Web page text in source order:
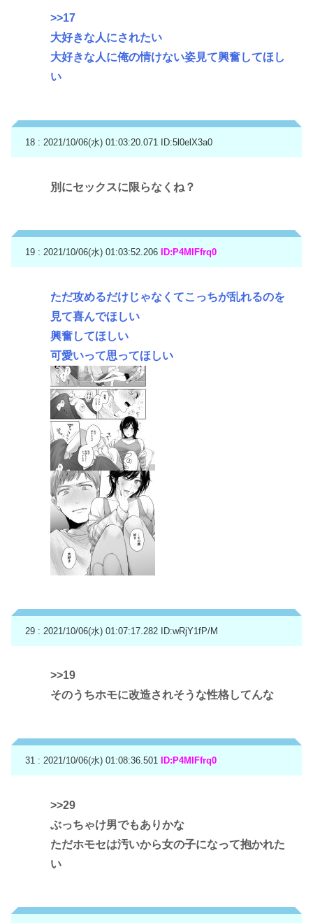
>>17
大好きな人にされたい
大好きな人に俺の情けない姿見て興奮してほし
い
18 : 2021/10/06(水) 01:03:20.071 ID:5l0elX3a0
別にセックスに限らなくね？
19 : 2021/10/06(水) 01:03:52.206 ID:P4MIFfrq0
ただ攻めるだけじゃなくてこっちが乱れるのを
見て喜んでほしい
興奮してほしい
可愛いって思ってほしい
29 : 2021/10/06(水) 01:07:17.282 ID:wRjY1fP/M
>>19
そのうちホモに改造されそうな性格してんな
31 : 2021/10/06(水) 01:08:36.501 ID:P4MIFfrq0
>>29
ぶっちゃけ男でもありかな
ただホモセは汚いから女の子になって抱かれた
い